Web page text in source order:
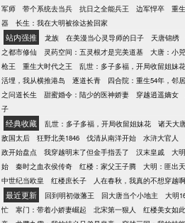
军师
带个系统去当兵 抗日之全能兵王 边军悍卒 重
器
长生：我在大明被徐达捡回家
站内强推 龙族 在美漫当心灵导师的日子 天唐锦绣
之都市修仙
灵药空间：五灵根才是完美道基 大唐：小
枪王
重生大时代之王 乱世：多子多福，开局收留姐妹花
活埋，我从横推港岛
逐道长青 四合院：重生54年，邻
之问道长生
甜蜜婚令：陆少的医神娇妻 穿越逍遥嫡女
子
经典收藏 乱世：多子多福，开局收留姐妹花 诸天大
敌国太后
狂野北美1846 伐清从南洋开始 水浒大官人
政开始盘点
我穿越明末了但金手指丢了 汉末皇戚 大
始
秦时之血衣侯传奇 红楼：家父王子腾 大明：匪出
中世纪当欧皇
红楼庶长子 人在春秋，我真的不想穿越啊
最近更新 回到明初做藩王 回大唐当个小地主 大明
忙
寒门：带着小娇妻崛起 北宋第一狠人 红楼美女如